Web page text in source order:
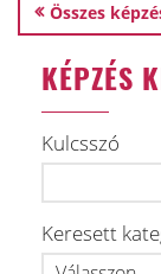
Összes
KÉPZÉS
Kulcsszó
Keresett